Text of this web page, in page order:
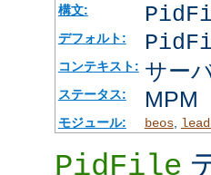
構文:
デフォルト:
コンテキスト: サー
ステータス: MPM
モジュール: beos,
PidFile